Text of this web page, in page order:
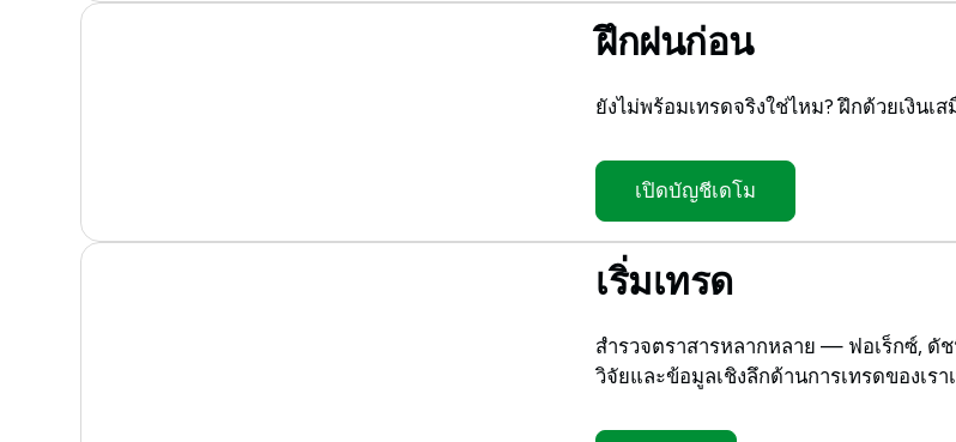
ฝึกฝนก่อน
ยังไม่พร้อมเทรดจริงใช่ไหม? ฝึกด้วยเงิน
เปิดบัญชีเดโม
เริ่มเทรด
สำรวจตราสารหลากหลาย — ฟอเร็กซ์, ดั
วิจัยและข้อมูลเชิงลึกด้านการเทรดของเ